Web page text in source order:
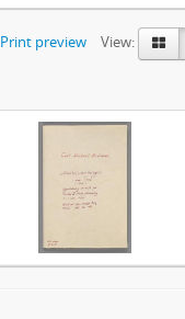
Print preview
View: